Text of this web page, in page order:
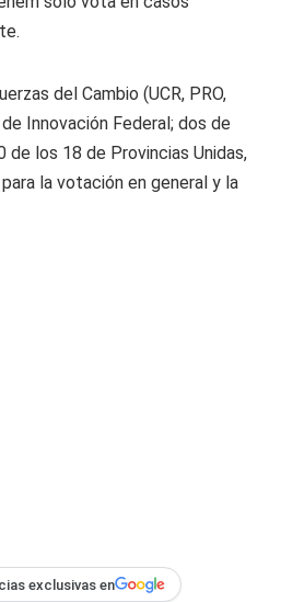
del Cambio (UCR, PRO,
Innovación Federal; dos de
de los 18 de Provincias Unidas,
la votación en general y la
exclusivas en